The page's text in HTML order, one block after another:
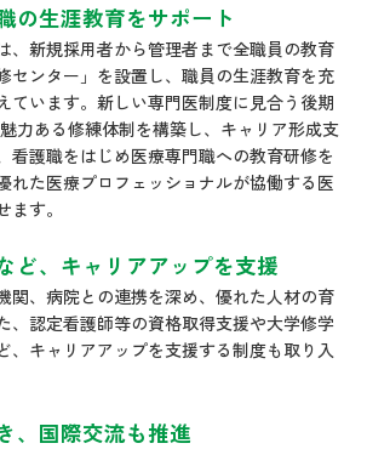
の生涯教育をサポート
、新規採用者から管理者まで全職員の教育
センター」を設置し、職員の生涯教育を充
ています。新しい専門医制度に見合う後期
力ある修練体制を構築し、キャリア形成支
看護職をはじめ医療専門職への教育研修を
れた医療プロフェッショナルが協働する医
す。
ど、キャリアアップを支援
関、病院との連携を深め、優れた人材の育
、認定看護師等の資格取得支援や大学修学
、キャリアアップを支援する制度も取り入
、国際交流も推進